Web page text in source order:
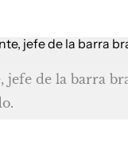
jefe de la barra